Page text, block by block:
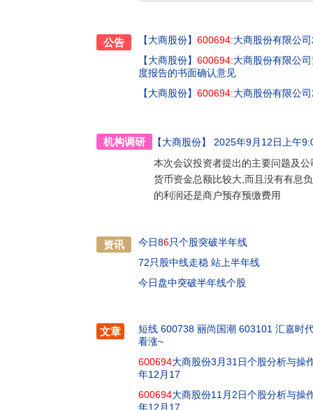
公告 【大商股份】 600694:大商股份有限公
【大商股份】 600694:大商股份有限公
度报告的书面确认意见
【大商股份】 600694:大商股份有限公
机构调研 【大商股份】
2025年9月12日上午
本次会议投资者提出的主要问题及
货币资金总额比较大,而且没有有息
的利润还是商户预存预缴费用
资讯 今日86只个股突破半年线
72只股中线走稳 站上半年线
今日盘中突破半年线个股
文章
短线 600738 丽尚国潮 603101 汇嘉时
看涨~
600694大商股份3月31日个股分析与操
年12月17
600694大商股份11月2日个股分析与操
年12月17